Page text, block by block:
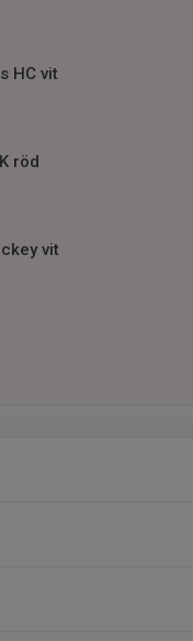
HC vit
röd
vit